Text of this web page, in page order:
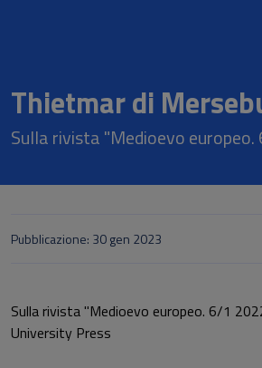
Thietmar di
Sulla rivista "Medioevo
Pubblicazione: 30 gen 2023
Sulla rivista "Medioevo europeo. 6/1
University Press